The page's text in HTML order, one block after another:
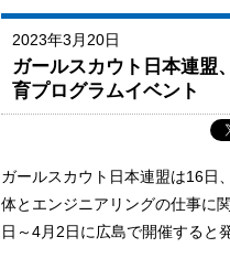
2023年3月20日
ガールスカウト日本連盟
育プログラムイベント
ガールスカウト日本連盟は16日
体とエンジニアリングの仕事に
日～4月2日に広島で開催すると